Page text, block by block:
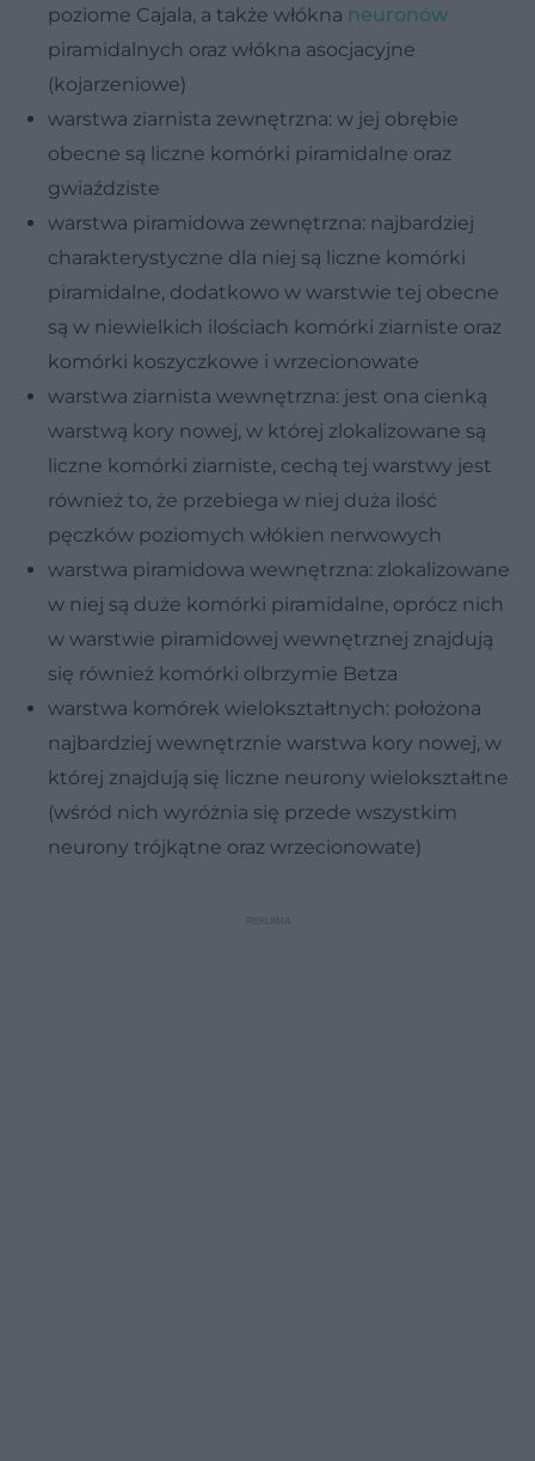
poziome Cajala, a także włókna neuronów
piramidalnych oraz włókna asocjacyjne
(kojarzeniowe)
warstwa ziarnista zewnętrzna: w jej obrębie
obecne są liczne komórki piramidalne oraz
gwiaździste
warstwa piramidowa zewnętrzna: najbardziej
charakterystyczne dla niej są liczne komórki
piramidalne, dodatkowo w warstwie tej obecne
są w niewielkich ilościach komórki ziarniste oraz
komórki koszyczkowe i wrzecionowate
warstwa ziarnista wewnętrzna: jest ona cienką
warstwą kory nowej, w której zlokalizowane są
liczne komórki ziarniste, cechą tej warstwy jest
również to, że przebiega w niej duża ilość
pęczków poziomych włókien nerwowych
warstwa piramidowa wewnętrzna: zlokalizowane
w niej są duże komórki piramidalne, oprócz nich
w warstwie piramidowej wewnętrznej znajdują
się również komórki olbrzymie Betza
warstwa komórek wielokształtnych: położona
najbardziej wewnętrznie warstwa kory nowej, w
której znajdują się liczne neurony wielokształtne
(wśród nich wyróżnia się przede wszystkim
neurony trójkątne oraz wrzecionowate)